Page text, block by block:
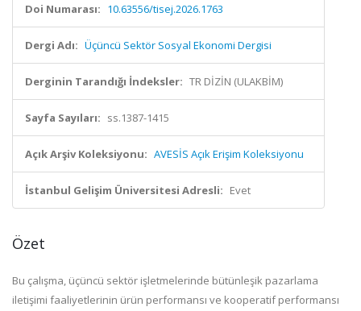
Doi Numarası: 10.63556/tisej.2026.1763
Dergi Adı: Üçüncü Sektör Sosyal Ekonomi Dergisi
Derginin Tarandığı İndeksler: TR DİZİN (ULAKBİM)
Sayfa Sayıları: ss.1387-1415
Açık Arşiv Koleksiyonu: AVESİS Açık Erişim Koleksiyonu
İstanbul Gelişim Üniversitesi Adresli: Evet
Özet
Bu çalışma, üçüncü sektör işletmelerinde bütünleşik pazarlama
iletişimi faaliyetlerinin ürün performansı ve kooperatif performansı